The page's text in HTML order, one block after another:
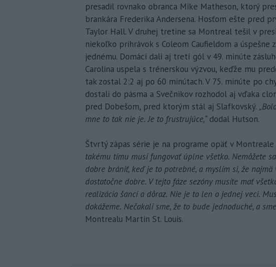
presadil rovnako obranca Mike Matheson, ktorý
brankára Frederika Andersena. Hosťom ešte pred
Taylor Hall. V druhej tretine sa Montreal tešil v
niekoľko prihrávok s Coleom Caufieldom a
jednému. Domáci dali aj tretí gól v 49. minúte
Carolina uspela s trénerskou výzvou, keďže mu
tak zostal 2:2 aj po 60 minútach. V 75. minúte po
dostali do pásma a Svečnikov rozhodol aj vďaka
pred Dobešom, pred ktorým stál aj Slafkovský.
mne to tak nie je. Je to frustrujúce,“ dodal Hutson.
Štvrtý zápas série je na programe opäť v
takému tímu musí fungovať úplne všetko. Nemôžete
dobre brániť, keď je to potrebné, a myslím si, že
dostatočne dobre. V tejto fáze sezóny musíte mať
realizácia šancí a dôraz. Nie je to len o jednej veci.
dokážeme. Nečakali sme, že to bude jednoduché, a
Montrealu Martin St. Louis.